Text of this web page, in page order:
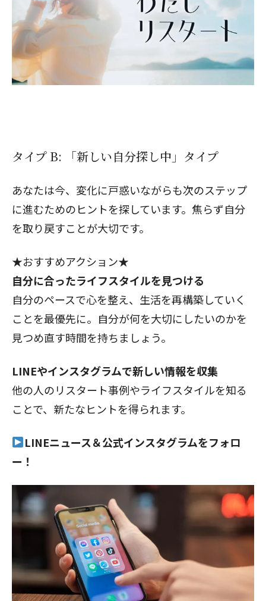
タイプ B: 「新しい自分探し中」タイプ
あなたは今、変化に戸惑いながらも次のステップ
に進むためのヒントを探しています。焦らず自分
を取り戻すことが大切です。
★おすすめアクション★
自分に合ったライフスタイルを見つける
自分のペースで心を整え、生活を再構築していく
ことを最優先に。自分が何を大切にしたいのかを
見つめ直す時間を持ちましょう。
LINEやインスタグラムで新しい情報を収集
他の人のリスタート事例やライフスタイルを知る
ことで、新たなヒントを得られます。
LINEニュース＆公式インスタグラムをフォロ
ー！